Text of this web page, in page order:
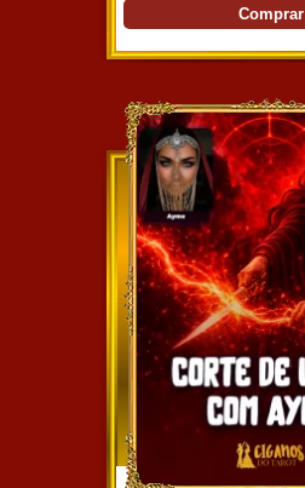
Comprar